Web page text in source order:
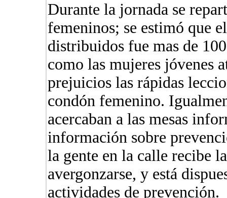
Durante la jornada se
femeninos; se estimó que
distribuidos fue mas de
como las mujeres jóvenes
prejuicios las rápidas
condón femenino.
acercaban a las mesas
información sobre
la gente en la calle recibe
avergonzarse, y está
actividades de prevención.